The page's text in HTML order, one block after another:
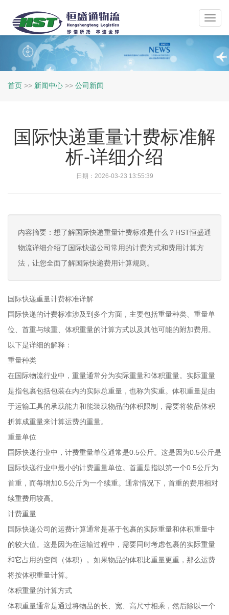
首页 >> 新闻中心 >> 公司新闻
国际快递重量计费标准解
析-详细介绍
日期：2026-03-23 13:55:39
内容摘要：想了解国际快递重量计费标准是什么？HST恒盛通
物流详细介绍了国际快递公司常用的计费方式和费用计算方
法，让您全面了解国际快递费用计算规则。
国际快递重量计费标准详解
国际快递的计费标准涉及到多个方面，主要包括重量种类、重量单
位、首重与续重、体积重量的计算方式以及其他可能的附加费用。
以下是详细的解释：
重量种类
在国际物流行业中，重量通常分为实际重量和体积重量。实际重量
是指包裹包括包装在内的实际总重量，也称为实重。体积重量是由
于运输工具的承载能力和能装载物品的体积限制，需要将物品体积
折算成重量来计算运费的重量。
重量单位
国际快递行业中，计费重量单位通常是0.5公斤。这是因为0.5公斤是
国际快递行业中最小的计费重量单位。首重是指以第一个0.5公斤为
首重，而每增加0.5公斤为一个续重。通常情况下，首重的费用相对
续重费用较高。
计费重量
国际快递公司的运费计算通常是基于包裹的实际重量和体积重量中
的较大值。这是因为在运输过程中，需要同时考虑包裹的实际重量
和它占用的空间（体积）。如果物品的体积比重量更重，那么运费
将按体积重量计算。
体积重量的计算方式
体积重量通常是通过将物品的长、宽、高尺寸相乘，然后除以一个